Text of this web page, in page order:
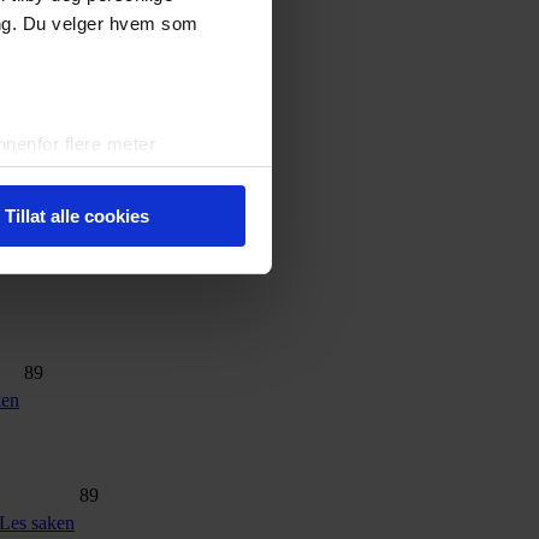
Du velger hvem som
flere meter
hvordan de skal brukes.
Tillat alle cookies
89
Les saken
89